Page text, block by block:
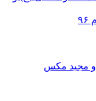
مجید مکس